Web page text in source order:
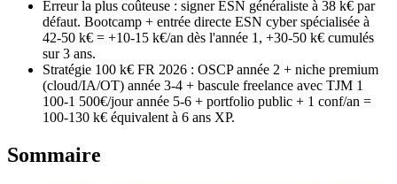
Erreur la plus coûteuse : signer ESN généraliste à 38 k€ par
défaut. Bootcamp + entrée directe ESN cyber spécialisée à
42-50 k€ = +10-15 k€/an dès l'année 1, +30-50 k€ cumulés
sur 3 ans.
Stratégie 100 k€ FR 2026 : OSCP année 2 + niche premium
(cloud/IA/OT) année 3-4 + bascule freelance avec TJM 1
100-1 500€/jour année 5-6 + portfolio public + 1 conf/an =
100-130 k€ équivalent à 6 ans XP.
Sommaire